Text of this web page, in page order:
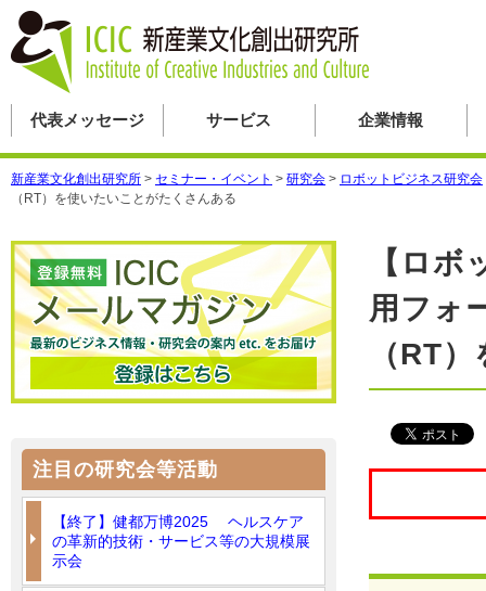
代表メッセージ サービス 企業情報
新産業文化創出研究所 > セミナー・イベント > 研究会 > ロボットビジネス研究会
（RT）を使いたいことがたくさんある
【ロ
用フォ
（RT
注目の研究会等活動
【終了】健都万博2025 ヘルスケア
の革新的技術・サービス等の大規模展
示会